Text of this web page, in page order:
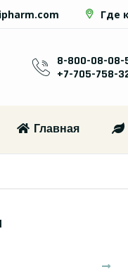
Где
8-800-08-08-
+7-705-758-
Главная